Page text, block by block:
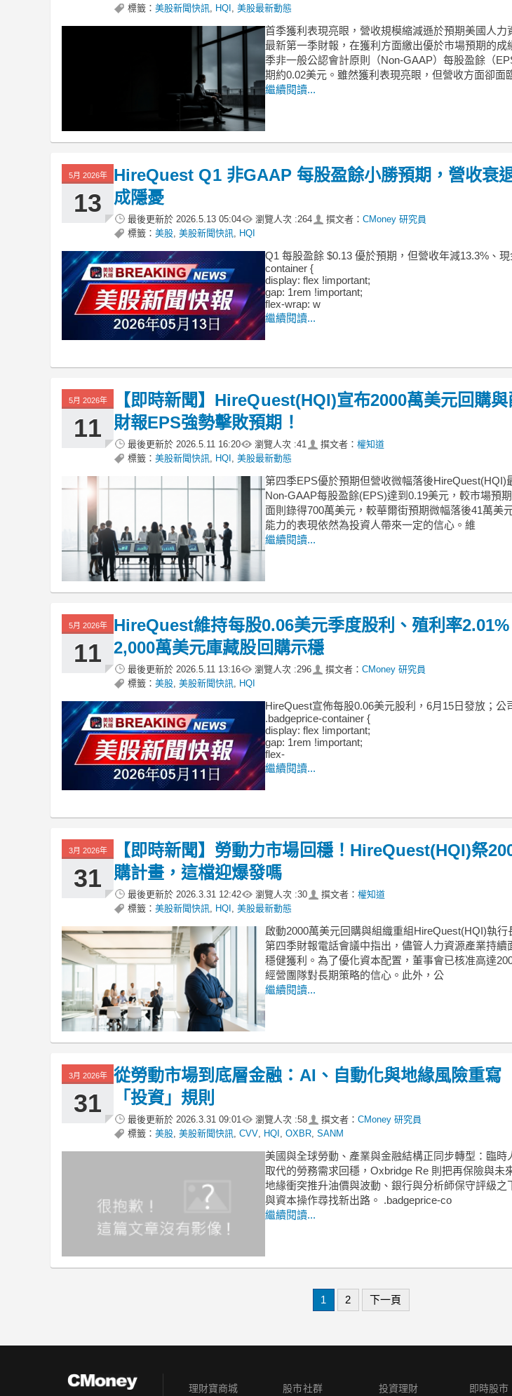
標籤： 美股新聞快訊 HQI 美股最新動態
首季獲利表現亮眼，營收規模縮減遜於預期美國人力
最新第一季財報，在獲利方面繳出優於市場預期的
季非一般公認會計原則（Non-GAAP）每股盈餘（
期約0.02美元。雖然獲利表現亮眼，但營收方面卻面
繼續閱讀...
5月 2026年
13
HireQuest Q1 非GAAP 每股盈餘小勝預期，營收衰
成隱憂
最後更新於 2026.5.13 05:04 瀏覽人次 :264 撰文者： CMoney 研究員
標籤： 美股 美股新聞快訊 HQI
Q1 每股盈餘 $0.13 優於預期，但營收年減13.3%、
container {
display: flex !important;
gap: 1rem !important;
flex-wrap: w
繼續閱讀...
5月 2026年
11
【即時新聞】HireQuest(HQI)宣布2000萬美元回購
財報EPS強勢擊敗預期！
最後更新於 2026.5.11 16:20 瀏覽人次 :41 撰文者： 權知道
標籤： 美股新聞快訊 HQI 美股最新動態
第四季EPS優於預期但營收微幅落後HireQuest(HQI)
Non-GAAP每股盈餘(EPS)達到0.19美元，較市場預
面則錄得700萬美元，較華爾街預期微幅落後41萬美
能力的表現依然為投資人帶來一定的信心。維
繼續閱讀...
5月 2026年
11
HireQuest維持每股0.06美元季度股利、殖利率
2,000萬美元庫藏股回購示穩
最後更新於 2026.5.11 13:16 瀏覽人次 :296 撰文者： CMoney 研究員
標籤： 美股 美股新聞快訊 HQI
HireQuest宣佈每股0.06美元股利，6月15日發放；公
.badgeprice-container {
display: flex !important;
gap: 1rem !important;
flex-
繼續閱讀...
3月 2026年
31
【即時新聞】勞動力市場回穩！HireQuest(HQI)祭
購計畫，這檔迎爆發嗎
最後更新於 2026.3.31 12:42 瀏覽人次 :30 撰文者： 權知道
標籤： 美股新聞快訊 HQI 美股最新動態
啟動2000萬美元回購與組織重組HireQuest(HQI)執
第四季財報電話會議中指出，儘管人力資源產業持
穩健獲利。為了優化資本配置，董事會已核准高達
經營團隊對長期策略的信心。此外，公
繼續閱讀...
3月 2026年
31
從勞動市場到底層金融：AI、自動化與地緣風險重寫
「投資」規則
最後更新於 2026.3.31 09:01 瀏覽人次 :58 撰文者： CMoney 研究員
標籤： 美股 美股新聞快訊 CVV HQI OXBR SANM
美國與全球勞動、產業與金融結構正同步轉型：臨時
取代的勞務需求回穩，Oxbridge Re 則把再保險與未
地緣衝突推升油價與波動、銀行與分析師保守評級
與資本操作尋找新出路。 .badgeprice-co
繼續閱讀...
1 2 下一頁
理財寶商城 股市社群 投資理財 即時股市